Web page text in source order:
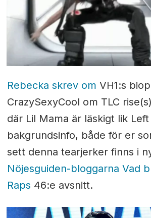
Rebecka skrev om VH1:s
CrazySexyCool om TLC
där Lil Mama är läskigt lik
bakgrundsinfo, både för er
sett denna tearjerker finns i
Nöjesguiden-bloggarna Vad
Raps 46:e avsnitt.